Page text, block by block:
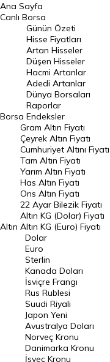
BIST 100 Hisseleri
En Çok Artan Hisseler
En Çok Düşen Hisseler
Hacmi Artanlar
Geçmiş Kapanışlar
Dünya Borsaları
Raporlar
Endeksler
DÖVİZ
Döviz Kuru
Dolar Kuru
Euro Kuru
Pound Kuru
Frank Kuru
Riyal Kuru
Avustralya Doları
Danimarka Kronu Kuru
Kanada Doları Kuru
Ana Sayfa
Canlı Borsa
Borsa
Günün Özeti
Hisse Fiyatları
Artan Hisseler
Düşen Hisseler
Hacmi Artanlar
Adedi Artanlar
Dünya Borsaları
Raporlar
Endeksler
Altın
Gram Altın Fiyatı
Çeyrek Altın Fiyatı
Cumhuriyet Altını Fiyatı
Tam Altın Fiyatı
Yarım Altın Fiyatı
Has Altın Fiyatı
Ons Altın Fiyatı
22 Ayar Bilezik Fiyatı
Altın KG (Dolar) Fiyatı
Altın KG (Euro) Fiyatı
Dolar
Euro
Sterlin
Kanada Doları
İsviçre Frangı
Rus Rublesi
Suudi Riyali
Japon Yeni
Avustralya Doları
Norveç Kronu
Danimarka Kronu
İsveç Kronu